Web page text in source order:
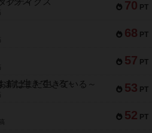
70 PT
68 PT
57 PT
53 PT
はまだ生きている～
52 PT